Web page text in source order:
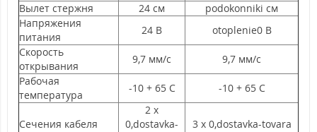
Вылет стержня 24 см
podokonniki см
Напряжения
питания
24 В
otoplenie0 В
Скорость
открывания
9,7 мм/с
9,7 мм/с
Рабочая
температура
-10 + 65 С -10 + 65 С
Сечения кабеля
2 х
0,dostavka-
3 х 0,dostavka-tovara